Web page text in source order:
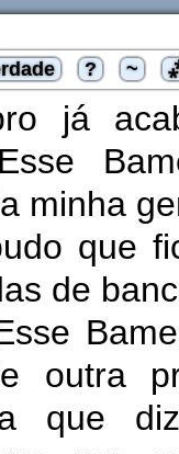
? ~
já
minha
que
de
outra
que